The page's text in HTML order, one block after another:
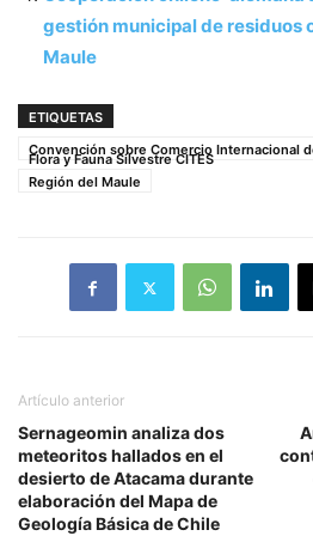
gestión municipal de residuos
Maule
ETIQUETAS
Convención sobre Comercio Internacional
Flora y Fauna Silvestre CITES
Región del Maule
Artículo anterior
Sernageomin analiza dos
meteoritos hallados en el
desierto de Atacama durante
elaboración del Mapa de
Geología Básica de Chile